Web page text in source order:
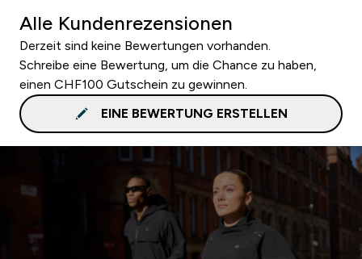
Alle Kundenrezensionen
Derzeit sind keine Bewertungen vorhanden.
Schreibe eine Bewertung, um die Chance zu haben,
einen CHF100 Gutschein zu gewinnen.
EINE BEWERTUNG ERSTELLEN